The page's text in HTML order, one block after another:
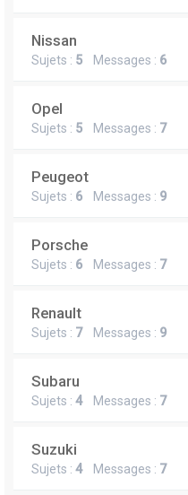
Nissan
Sujets : 5 Messages : 6
Opel
Sujets : 5 Messages : 7
Peugeot
Sujets : 6 Messages : 9
Porsche
Sujets : 6 Messages : 7
Renault
Sujets : 7Messages : 9
Subaru
Sujets : 4Messages : 7
Suzuki
Sujets : 4Messages : 7